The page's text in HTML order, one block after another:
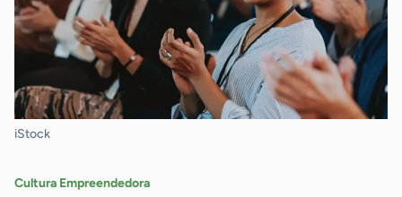
iStock
Cultura Empreendedora